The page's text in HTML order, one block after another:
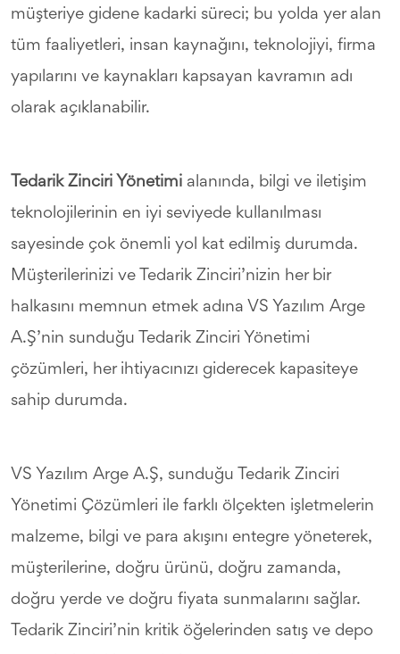
müşteriye gidene kadarki süreci; bu yolda yer alan
tüm faaliyetleri, insan kaynağını, teknolojiyi, firma
yapılarını ve kaynakları kapsayan kavramın adı
olarak açıklanabilir.
Tedarik Zinciri Yönetimi alanında, bilgi ve iletişim
teknolojilerinin en iyi seviyede kullanılması
sayesinde çok önemli yol kat edilmiş durumda.
Müşterilerinizi ve Tedarik Zinciri’nizin her bir
halkasını memnun etmek adına VS Yazılım Arge
A.Ş’nin sunduğu Tedarik Zinciri Yönetimi
çözümleri, her ihtiyacınızı giderecek kapasiteye
sahip durumda.
VS Yazılım Arge A.Ş, sunduğu Tedarik Zinciri
Yönetimi Çözümleri ile farklı ölçekten işletmelerin
malzeme, bilgi ve para akışını entegre yöneterek,
müşterilerine, doğru ürünü, doğru zamanda,
doğru yerde ve doğru fiyata sunmalarını sağlar.
Tedarik Zinciri’nin kritik öğelerinden satış ve depo